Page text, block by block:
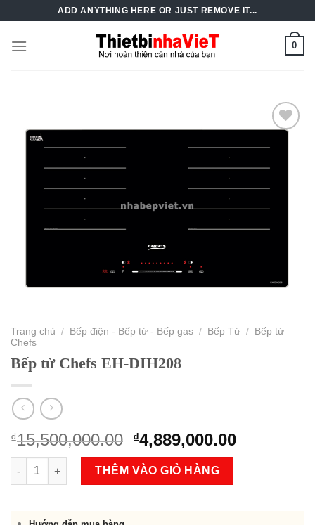
content
ADD ANYTHING HERE OR JUST REMOVE IT...
0
Trang chủ / Bếp điện - Bếp từ - Bếp gas / Bếp Từ / Bếp từ
Chefs
Bếp từ Chefs EH-DIH208
₫15,500,000.00 Original
price
was:
₫15,500,000.00.
₫4,889,000.00Current
Bếp từ Chefs EH-DIH208 số lượng
THÊM VÀO GIỎ HÀNG